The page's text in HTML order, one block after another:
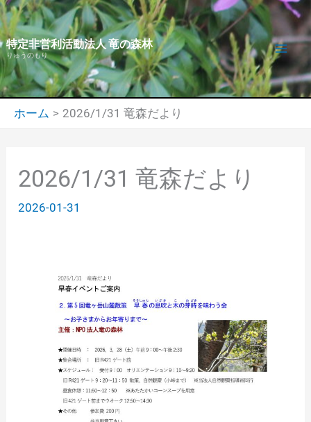
内
容
を
ス
キ
特定非営利活動法人 竜の森林
りゅうのもり
ホーム 2026/1/31 竜森だより
2026/1/31 竜森だより
2026-01-31